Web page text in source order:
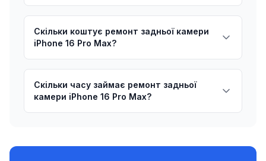
Скільки коштує ремонт задньої камери
iPhone 16 Pro Max?
Скільки часу займає ремонт задньої
камери iPhone 16 Pro Max?